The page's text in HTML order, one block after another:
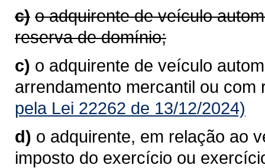
c) o adquirente de veículo
reserva de domínio;
c) o adquirente de veículo
arrendamento mercantil ou com
pela Lei 22262 de 13/12/2024)
d) o adquirente, em relação ao
imposto do exercício ou